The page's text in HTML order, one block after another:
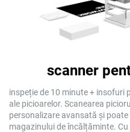
scanner
inspeție de 10 minute + insofuri
ale picioarelor. Scanearea
personalizare avansată și
magazinului de încălțăminte.